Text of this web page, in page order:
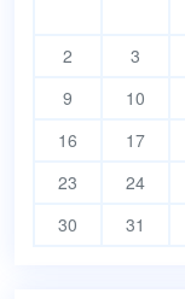
2
3
9
10
16
17
23
24
30
31